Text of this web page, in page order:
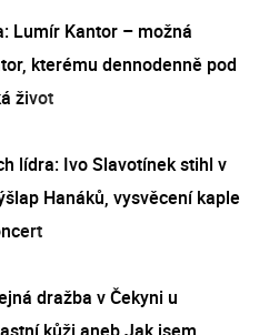
Lumír Kantor – možná
kterému dennodenně pod
život
lídra: Ivo Slavotínek stihl v
Hanáků, vysvěcení kaple
dražba v Čekyni u